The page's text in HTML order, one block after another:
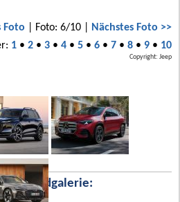
Foto | Foto: 6/10 | Nächstes Foto >>
1• 2• 3• 4• 5• 6• 7• 8• 9• 10
Copyright: Jeep
Bildgalerie: